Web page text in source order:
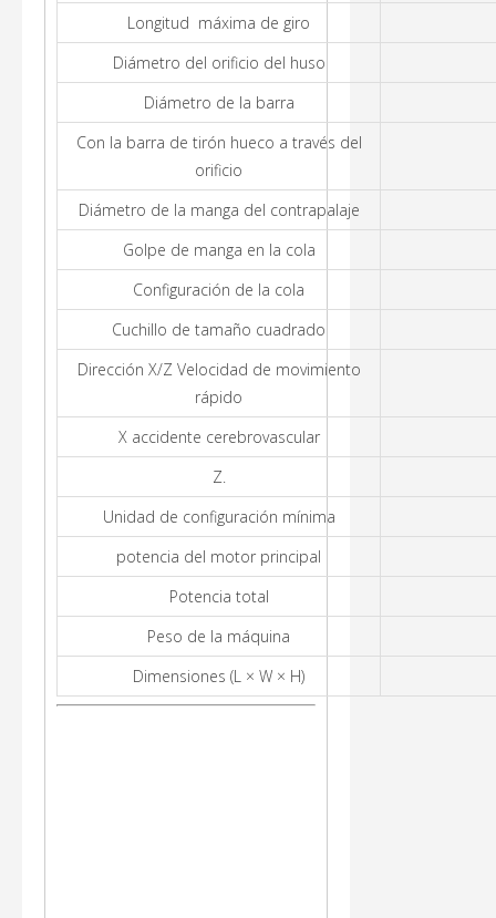
Longitud máxima de giro
Diámetro del orificio del huso
Diámetro de la barra
Con la barra de tirón hueco a través del
orificio
Diámetro de la manga del contrapalaje
Golpe de manga en la cola
Configuración de la cola
Cuchillo de tamaño cuadrado
Dirección X/Z Velocidad de movimiento
rápido
X accidente cerebrovascular
Z.
Unidad de configuración mínima
potencia del motor principal
Potencia total
Peso de la máquina
Dimensiones (L × W × H)